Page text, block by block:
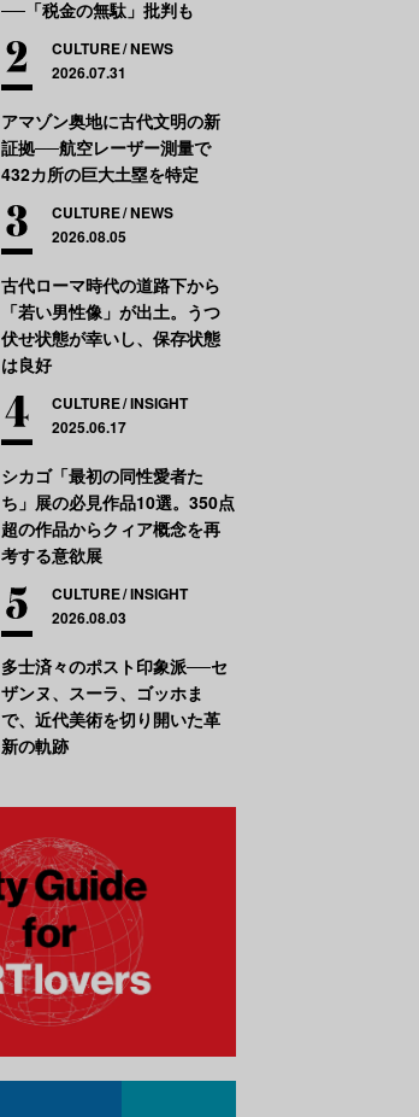
──「税金の無駄」批判も
CULTURE NEWS
2026.07.31
アマゾン奥地に古代文明の新
証拠──航空レーザー測量で
432カ所の巨大土塁を特定
CULTURE NEWS
2026.08.05
古代ローマ時代の道路下から
「若い男性像」が出土。うつ
伏せ状態が幸いし、保存状態
は良好
CULTURE INSIGHT
2025.06.17
シカゴ「最初の同性愛者た
ち」展の必見作品10選。350点
超の作品からクィア概念を再
考する意欲展
CULTURE INSIGHT
2026.08.03
多士済々のポスト印象派──セ
ザンヌ、スーラ、ゴッホま
で、近代美術を切り開いた革
新の軌跡